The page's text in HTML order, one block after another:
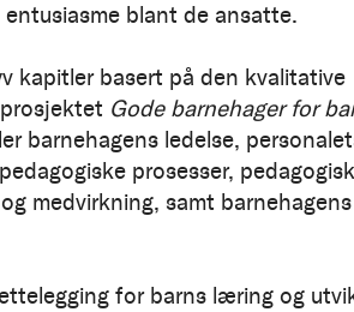
blant de ansatte.
kapitler basert på den kvalitative
Gode barnehager for
barnehagens ledelse,
prosesser, pedagogisk
medvirkning, samt barnehagens
for barns læring og